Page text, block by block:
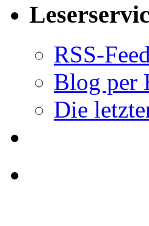
RSS-
Blog per
Die